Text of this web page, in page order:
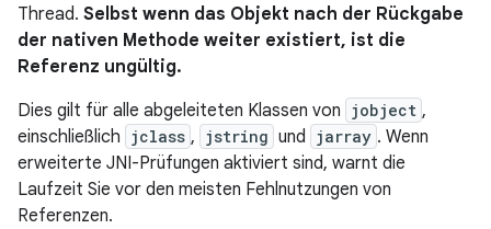
Thread. Selbst wenn das Objekt nach der Rückgabe
der nativen Methode weiter existiert, ist die
Referenz ungültig.
Dies gilt für alle abgeleiteten Klassen von jobject ,
einschließlich jclass , jstring und jarray . Wenn
erweiterte JNI-Prüfungen aktiviert sind, warnt die
Laufzeit Sie vor den meisten Fehlnutzungen von
Referenzen.